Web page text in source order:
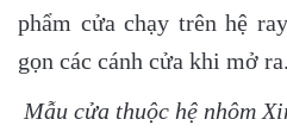
phẩm cửa chạy trên hệ
gọn các cánh cửa khi mở ra.
Mẫu cửa thuộc hệ nhôm